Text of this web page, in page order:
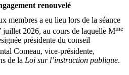
renouvelé
membres a eu lieu lors de la séance
2026, au cours de laquelle Mme
présidente du conseil
Comeau, vice‑présidente,
de la Loi sur l’instruction publique.